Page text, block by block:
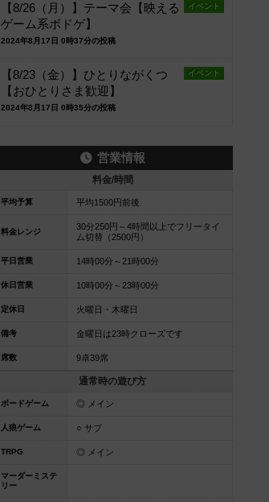
イベント
【8/26（月）】テーマ会【映える
ゲーム系ボドゲ】
2024年8月17日 0時37分の投稿
イベント
【8/23（金）】ひとりながくつ
【おひとりさま歓迎】
2024年8月17日 0時35分の投稿
営業情報
料金/時間
平均予算 平均1500円前後
料金レンジ
30分250円～4時間以上でフリータイ
ム切替（2500円）
平日営業 14時00分～21時00分
休日営業 10時00分～23時00分
定休日 火曜日・木曜日
備考 金曜日は23時クローズです
席数 9卓39席
通常時の遊び方
ボードゲーム ◎ メイン
人狼ゲーム ○ サブ
TRPG ◎ メイン
マーダーミステ
リー